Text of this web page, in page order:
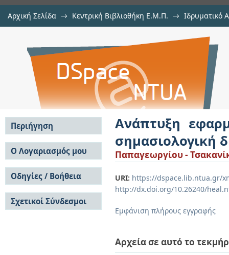
Αρχική Σελίδα → Κεντρική Βιβλιοθήκη Ε.Μ.Π. → Ιδρυματικό
Ανάπτυξη εφαρμογών
διαλειτουργικότητα
Ανάπτυξη
σημασιολογική
Παπαγεωργίου -
URI: https://dspace.lib.ntua.gr/
http://dx.doi.org/10.26240/
Εμφάνιση πλήρους εγγραφής
Αρχεία σε αυτό το
Περιήγηση
Σε όλο το DSpace
Κοινότητες & Συλλογές
Ανά Ημερομηνία
Έκδοσης
Συγγραφείς
Τίτλοι
Θέματα
Ο Λογαριασμός μου
Σύνδεση
Εγγραφή
Οδηγίες / Βοήθεια
Οδηγίες Υποβολής
Οδηγίες Χρήσης ΙΑ
Συχνές Ερωτήσεις
Σχετικοί Σύνδεσμοι